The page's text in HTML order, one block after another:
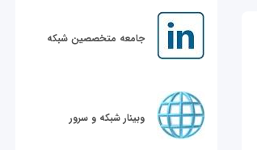
جامعه متخصصین شبکه
وبینار شبکه و سرور